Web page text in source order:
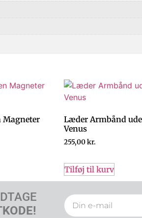
Magneter
Læder Armbånd
Venus
255,00kr.
Tilføj til kurv